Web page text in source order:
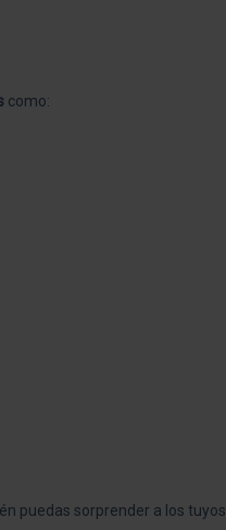
como:
puedas sorprender a los tuyos